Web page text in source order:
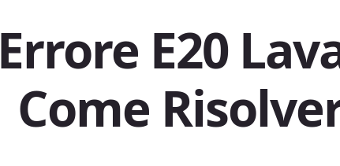
Errore E20
Come